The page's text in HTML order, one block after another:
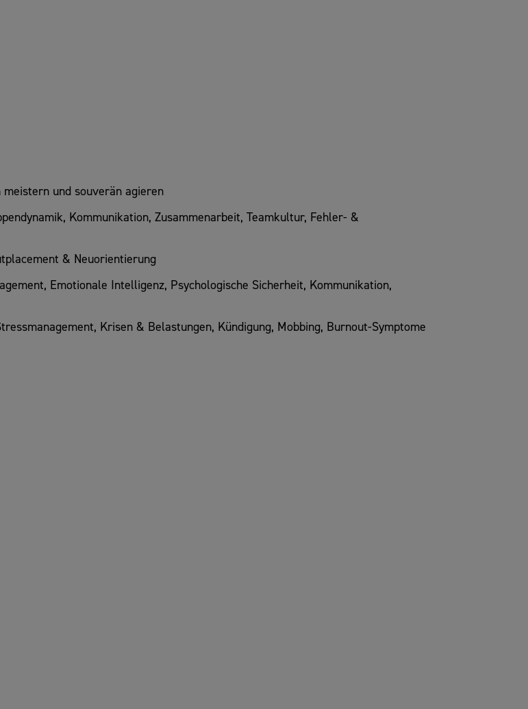
und souverän agieren
Kommunikation, Zusammenarbeit, Teamkultur, Fehler- &
& Neuorientierung
Emotionale Intelligenz, Psychologische Sicherheit, Kommunikation,
Krisen & Belastungen, Kündigung, Mobbing, Burnout-Symptome